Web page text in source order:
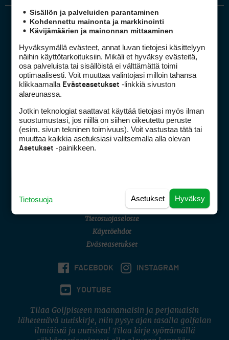
Golfpiste mediakortti
Golfpisteen yhteystiedot
DSA avoimuusraportti
Asiakaspalvelu
(digi) digi@otavamedia.fi
Tietosuojaseloste
Käyttöehdot
Evästeasetukset
FACEBOOK INSTAGRAM
YOUTUBE
Tilaa Golfpisteen maanantaisin ja perjantaisin
lähetettävä uutiskirje, niin pysyt ajan tasalla golfalan
ilmiöistä ja uutisista! Tilaa kirje syöttämällä
Sisällön ja palveluiden parantaminen
Kohdennettu mainonta ja markkinointi
Kävijämäärien ja mainonnan mittaaminen
Hyväksymällä evästeet, annat luvan tietojesi käsittelyyn
näihin käyttötarkoituksiin. Mikäli et hyväksy evästeitä,
osa palveluista tai sisällöistä ei välttämättä toimi
optimaalisesti. Voit muuttaa valintojasi milloin tahansa
klikkaamalla Evästeasetukset -linkkiä sivuston
alareunassa.
Jotkin teknologiat saattavat käyttää tietojasi myös ilman
suostumustasi, jos niillä on siihen oikeutettu peruste
(esim. sivun tekninen toimivuus). Voit vastustaa tätä tai
muuttaa kaikkia asetuksiasi valitsemalla alla olevan
Asetukset -painikkeen.
Hyväksy
Asetukset
Tietosuoja